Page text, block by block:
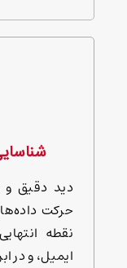
دید دقیق و
حرکت
نقطه
ایمیل، و در